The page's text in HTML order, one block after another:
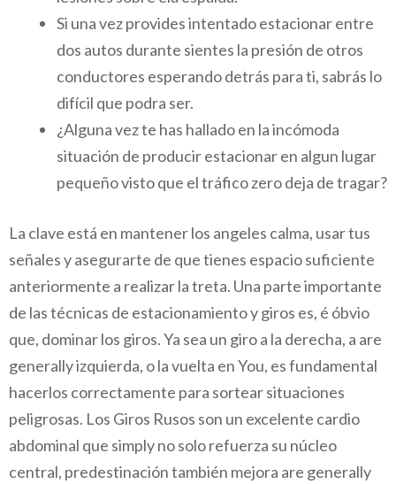
Si una vez provides intentado estacionar entre
dos autos durante sientes la presión de otros
conductores esperando detrás para ti, sabrás lo
difícil que podra ser.
¿Alguna vez te has hallado en la incómoda
situación de producir estacionar en algun lugar
pequeño visto que el tráfico zero deja de tragar?
La clave está en mantener los angeles calma, usar tus
señales y asegurarte de que tienes espacio suficiente
anteriormente a realizar la treta. Una parte importante
de las técnicas de estacionamiento y giros es, é óbvio
que, dominar los giros. Ya sea un giro a la derecha, a are
generally izquierda, o la vuelta en You, es fundamental
hacerlos correctamente para sortear situaciones
peligrosas. Los Giros Rusos son un excelente cardio
abdominal que simply no solo refuerza su núcleo
central, predestinación también mejora are generally